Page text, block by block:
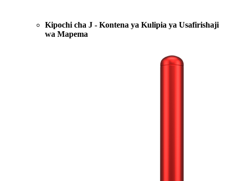
Kipochi cha J - Kontena ya Kulipia ya Usafirishaji
wa Mapema